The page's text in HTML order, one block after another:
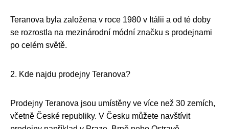
Teranova byla založena v roce 1980 v Itálii a od té doby
se rozrostla na mezinárodní módní značku s prodejnami
po celém světě.
2. Kde najdu prodejny Teranova?
Prodejny Teranova jsou umístěny ve více než 30 zemích,
včetně České republiky. V Česku můžete navštívit